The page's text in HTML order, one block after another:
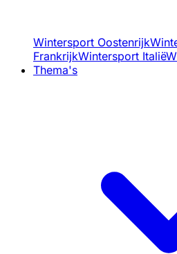
Wintersport Oostenrijk
FrankrijkWintersport Italië
Thema's